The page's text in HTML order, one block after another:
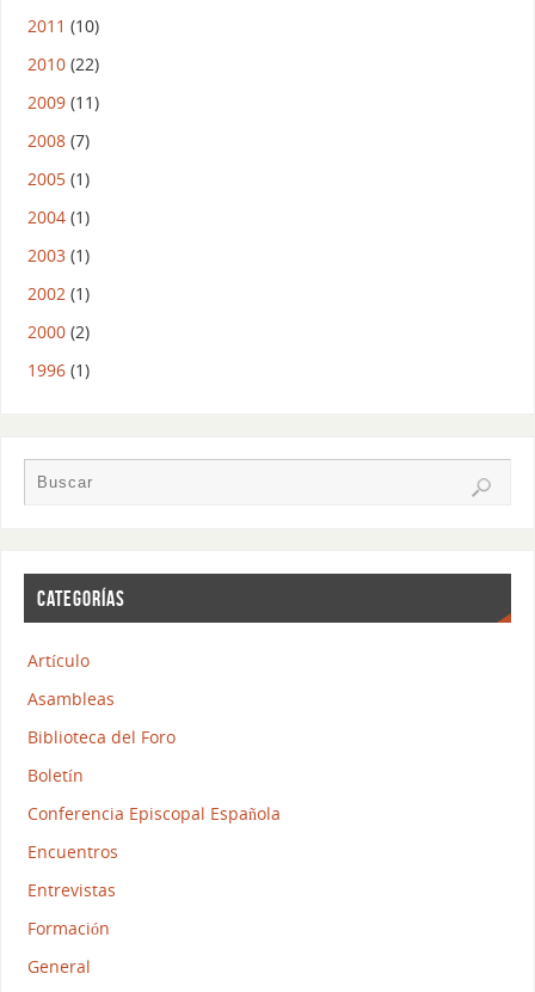
2011 (10)
2010(22)
2009(11)
2008(7)
2005(1)
2004(1)
2003(1)
2002 (1)
2000(2)
1996(1)
CATEGORÍAS
Artículo
Asambleas
Biblioteca del Foro
Boletín
Conferencia Episcopal Española
Encuentros
Entrevistas
Formación
General